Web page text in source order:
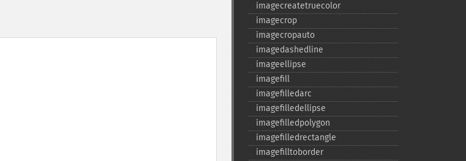
imagecreatetruecolor
imagecrop
imagecropauto
imagedashedline
imageellipse
imagefill
imagefilledarc
imagefilledellipse
imagefilledpolygon
imagefilledrectangle
imagefilltoborder